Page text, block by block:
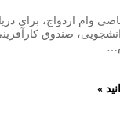
وام ازدواج، برای
صندوق
»